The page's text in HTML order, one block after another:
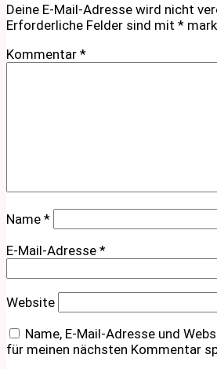
Deine E-Mail-Adresse wird nicht
Erforderliche Felder sind mit *
Kommentar *
Name *
E-Mail-Adresse *
Website
Name, E-Mail-Adresse und
für meinen nächsten Kommentar